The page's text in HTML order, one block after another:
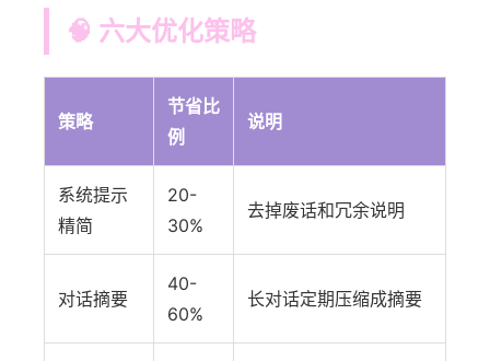
🧠 六大优化策略
策略
节省比
例
说明
系统提示
精简
20-
30%
去掉废话和冗余说明
对话摘要
40-
60%
长对话定期压缩成摘要